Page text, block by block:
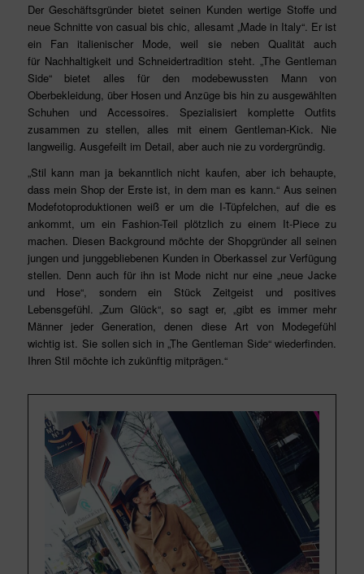
Der Geschäftsgründer bietet seinen Kunden wertige Stoffe und
neue Schnitte von casual bis chic, allesamt „Made in Italy“. Er ist
ein Fan italienischer Mode, weil sie neben Qualität auch
für Nachhaltigkeit und Schneidertradition steht. „The Gentleman
Side“ bietet alles für den modebewussten Mann von
Oberbekleidung, über Hosen und Anzüge bis hin zu ausgewählten
Schuhen und Accessoires. Spezialisiert komplette Outfits
zusammen zu stellen, alles mit einem Gentleman-Kick. Nie
langweilig. Ausgefeilt im Detail, aber auch nie zu vordergründig.
„Stil kann man ja bekanntlich nicht kaufen, aber ich behaupte,
dass mein Shop der Erste ist, in dem man es kann.“ Aus seinen
Modefotoproduktionen weiß er um die I-Tüpfelchen, auf die es
ankommt, um ein Fashion-Teil plötzlich zu einem It-Piece zu
machen. Diesen Background möchte der Shopgründer all seinen
jungen und junggebliebenen Kunden in Oberkassel zur Verfügung
stellen. Denn auch für ihn ist Mode nicht nur eine „neue Jacke
und Hose“, sondern ein Stück Zeitgeist und positives
Lebensgefühl. „Zum Glück“, so sagt er, „gibt es immer mehr
Männer jeder Generation, denen diese Art von Modegefühl
wichtig ist. Sie sollen sich in „The Gentleman Side“ wiederfinden.
Ihren Stil möchte ich zukünftig mitprägen.“